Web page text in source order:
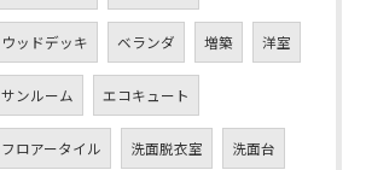
ウッドデッキ ベランダ 増築 洋室
サンルーム エコキュート
フロアータイル 洗面脱衣室 洗面台